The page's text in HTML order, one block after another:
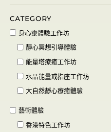
CATEGORY
身心靈體驗工作坊
靜心冥想引導體驗
能量塔療癒工作坊
水晶能量戒指座工作坊
大自然靜心療癒體驗
藝術體驗
香港特色工作坊